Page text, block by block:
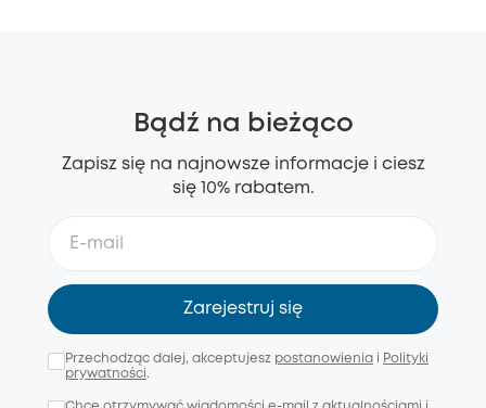
Bądź na bieżąco
Zapisz się na najnowsze informacje i ciesz
się 10% rabatem.
Zarejestruj się
Przechodząc dalej, akceptujesz postanowienia i Polityki
prywatności.